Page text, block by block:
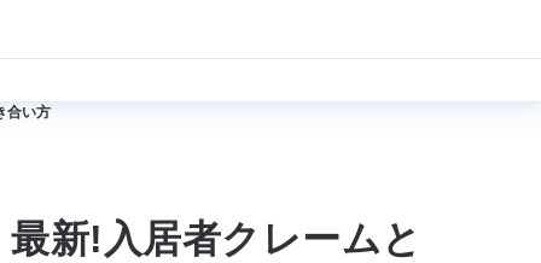
合い方
新!入居者クレームと